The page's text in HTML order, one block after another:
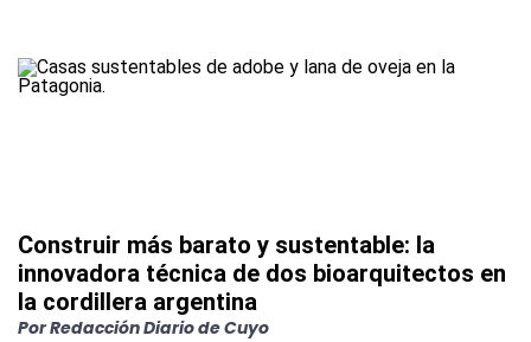
Construir más barato y sustentable: la
innovadora técnica de dos bioarquitectos en
la cordillera argentina
PorRedacción Diario de Cuyo